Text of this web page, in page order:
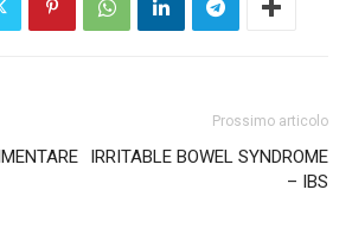
Prossimo articolo
IRRITABLE BOWEL SYNDROME
– IBS